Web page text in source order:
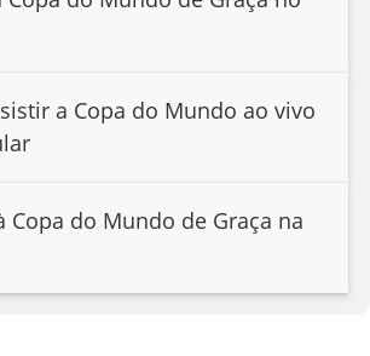
a Copa do Mundo ao vivo
Copa do Mundo de Graça na